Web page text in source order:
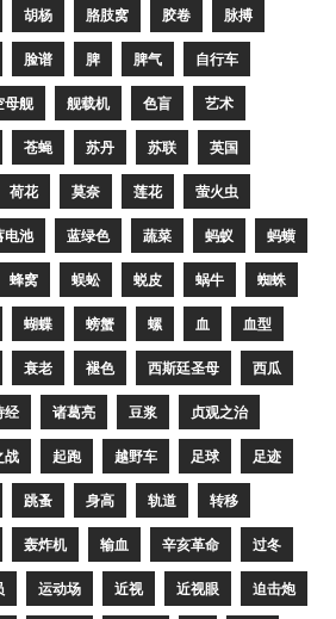
胡杨 胳肢窝 胶卷 脉搏
脸谱 脾 脾气 自行车
母舰 舰载机 色盲 艺术
苍蝇 苏丹 苏联 英国
荷花 莫奈 莲花 萤火虫
电池 蓝绿色 蔬菜 蚂蚁 蚂蟥
蜂窝 蜈蚣 蜕皮 蜗牛 蜘蛛
蝴蝶 螃蟹 螺 血 血型
衰老 褪色 西斯廷圣母 西瓜
经 诸葛亮 豆浆 贞观之治
战 起跑 越野车 足球 足迹
跳蚤 身高 轨道 转移
轰炸机 输血 辛亥革命 过冬
运动场 近视 近视眼 迫击炮